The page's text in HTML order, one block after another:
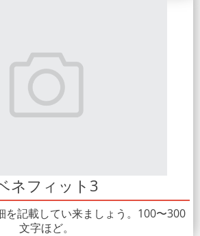
ネフィット3
を記載してい来ましょう。100〜300
文字ほど。